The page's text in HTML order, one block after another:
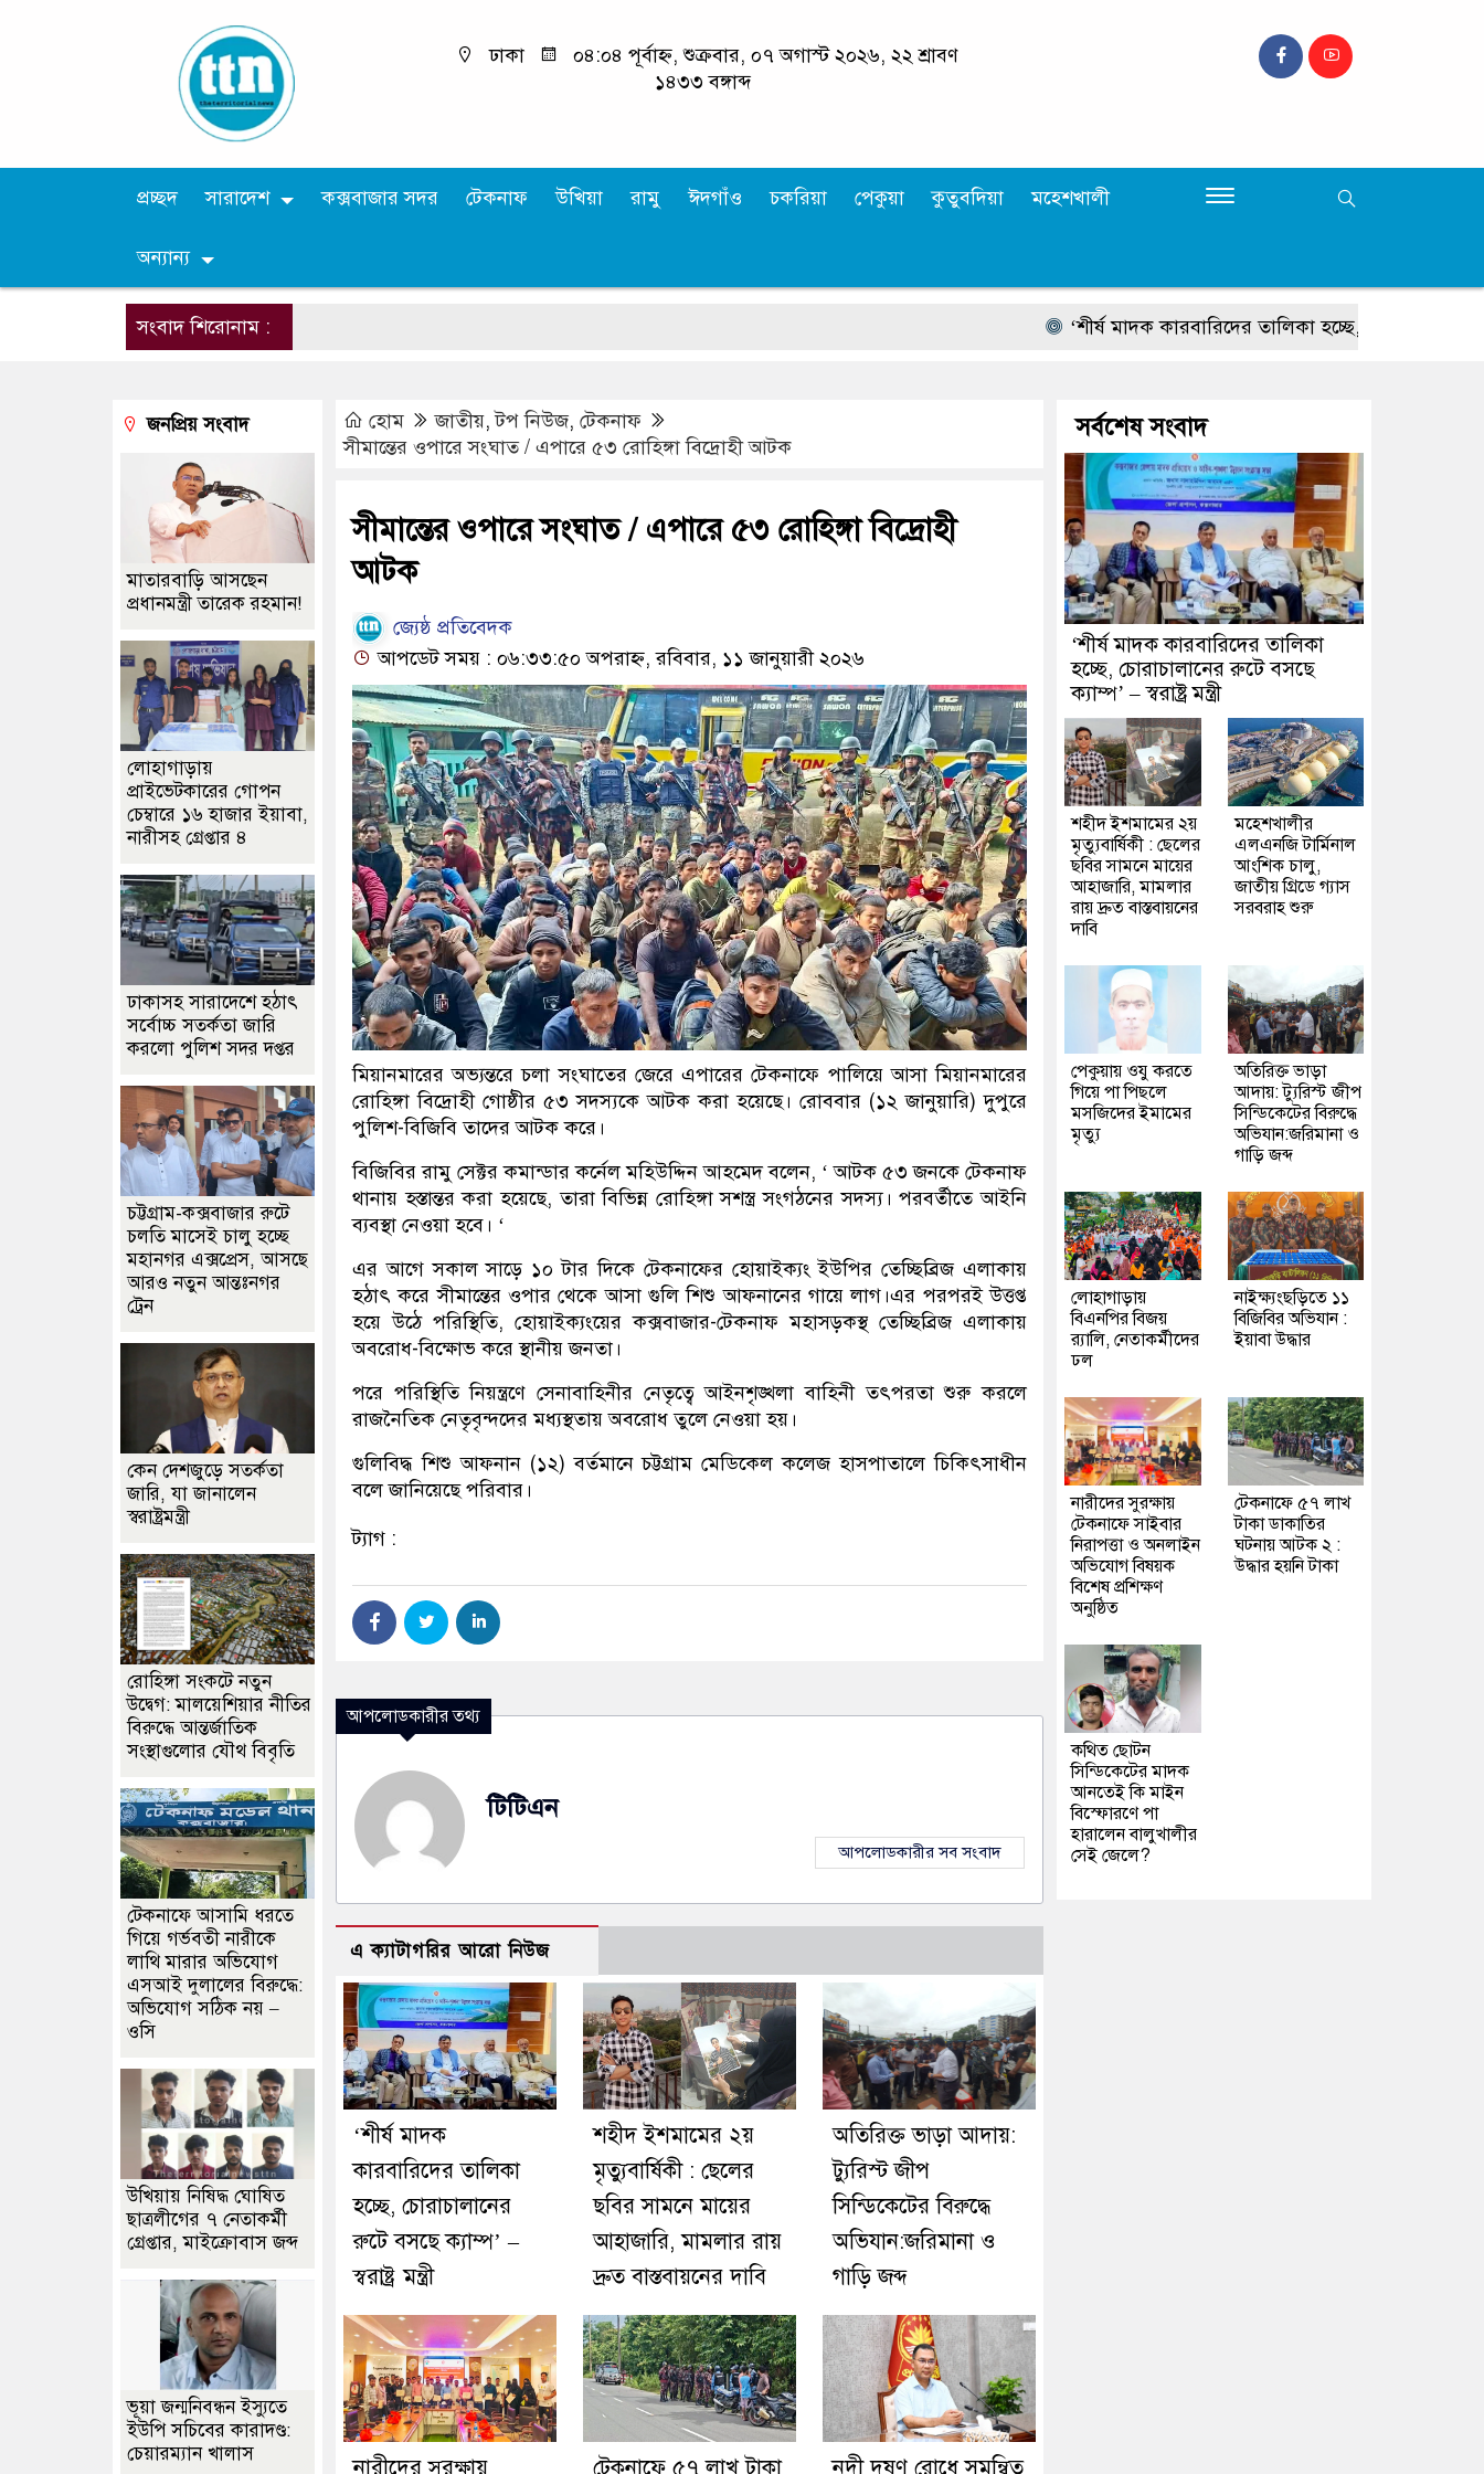
ঢাকা
০৪:০৪ পূর্বাহ্ন, শুক্রবার, ০৭ অগাস্ট ২০২৬, ২২ শ্রাবণ
১৪৩৩ বঙ্গাব্দ
প্রচ্ছদ সারাদেশ কক্সবাজার সদর টেকনাফ উখিয়া রামু ঈদগাঁও চকরিয়া পেকুয়া কুতুবদিয়া মহেশখালী
অন্যান্য
সংবাদ শিরোনাম : ‘শীর্ষ মাদক কারবারিদের তালিকা হচ্ছে, চোরাচালানের রুটে বসছে
হোম জাতীয়,টপ নিউজ, টেকনাফ
সীমান্তের ওপারে সংঘাত / এপারে ৫৩ রোহিঙ্গা বিদ্রোহী আটক
সীমান্তের ওপারে সংঘাত / এপারে ৫৩ রোহিঙ্গা বিদ্রোহী
আটক
জ্যেষ্ঠ প্রতিবেদক
আপডেট সময় : ০৬:৩৩:৫০ অপরাহ্ন, রবিবার, ১১ জানুয়ারী ২০২৬
মিয়ানমারের অভ্যন্তরে চলা সংঘাতের জেরে এপারের টেকনাফে পালিয়ে আসা মিয়ানমারের
রোহিঙ্গা বিদ্রোহী গোষ্ঠীর ৫৩ সদস্যকে আটক করা হয়েছে। রোববার (১২ জানুয়ারি) দুপুরে
পুলিশ-বিজিবি তাদের আটক করে।
বিজিবির রামু সেক্টর কমান্ডার কর্নেল মহিউদ্দিন আহমেদ বলেন, ‘ আটক ৫৩ জনকে টেকনাফ
থানায় হস্তান্তর করা হয়েছে, তারা বিভিন্ন রোহিঙ্গা সশস্ত্র সংগঠনের সদস্য। পরবর্তীতে আইনি
ব্যবস্থা নেওয়া হবে। ‘
এর আগে সকাল সাড়ে ১০ টার দিকে টেকনাফের হোয়াইক্যং ইউপির তেচ্ছিব্রিজ এলাকায়
হঠাৎ করে সীমান্তের ওপার থেকে আসা গুলি শিশু আফনানের গায়ে লাগ।এর পরপরই উত্তপ্ত
হয়ে উঠে পরিস্থিতি, হোয়াইক্যংয়ের কক্সবাজার-টেকনাফ মহাসড়কস্থ তেচ্ছিব্রিজ এলাকায়
অবরোধ-বিক্ষোভ করে স্থানীয় জনতা।
পরে পরিস্থিতি নিয়ন্ত্রণে সেনাবাহিনীর নেতৃত্বে আইনশৃঙ্খলা বাহিনী তৎপরতা শুরু করলে
রাজনৈতিক নেতৃবৃন্দদের মধ্যস্থতায় অবরোধ তুলে নেওয়া হয়।
গুলিবিদ্ধ শিশু আফনান (১২) বর্তমানে চট্টগ্রাম মেডিকেল কলেজ হাসপাতালে চিকিৎসাধীন
বলে জানিয়েছে পরিবার।
ট্যাগ :
আপলোডকারীর তথ্য
টিটিএন
আপলোডকারীর সব সংবাদ
এ ক্যাটাগরির আরো নিউজ
‘শীর্ষ মাদক
কারবারিদের তালিকা
হচ্ছে, চোরাচালানের
রুটে বসছে ক্যাম্প’ –
স্বরাষ্ট্র মন্ত্রী
শহীদ ইশমামের ২য়
মৃত্যুবার্ষিকী : ছেলের
ছবির সামনে মায়ের
আহাজারি, মামলার রায়
দ্রুত বাস্তবায়নের দাবি
অতিরিক্ত ভাড়া আদায়:
ট্যুরিস্ট জীপ
সিন্ডিকেটের বিরুদ্ধে
অভিযান:জরিমানা ও
গাড়ি জব্দ
নারীদের সুরক্ষায়
টেকনাফে ৫৭ লাখ টাকা
নদী দূষণ রোধে সমন্বিত
জনপ্রিয় সংবাদ
মাতারবাড়ি আসছেন
প্রধানমন্ত্রী তারেক রহমান!
লোহাগাড়ায়
প্রাইভেটকারের গোপন
চেম্বারে ১৬ হাজার ইয়াবা,
নারীসহ গ্রেপ্তার ৪
ঢাকাসহ সারাদেশে হঠাৎ
সর্বোচ্চ সতর্কতা জা‌রি
করলো পুলিশ সদর দপ্তর
চট্টগ্রাম-কক্সবাজার রুটে
চলতি মাসেই চালু হচ্ছে
মহানগর এক্সপ্রেস, আসছে
আরও নতুন আন্তঃনগর
ট্রেন
কেন দেশজুড়ে সতর্কতা
জারি, যা জানালেন
স্বরাষ্ট্রমন্ত্রী
রোহিঙ্গা সংকটে নতুন
উদ্বেগ: মালয়েশিয়ার নীতির
বিরুদ্ধে আন্তর্জাতিক
সংস্থাগুলোর যৌথ বিবৃতি
টেকনাফে আসামি ধরতে
গিয়ে গর্ভবতী নারীকে
লাথি মারার অভিযোগ
এসআই দুলালের বিরুদ্ধে:
অভিযোগ সঠিক নয় –
ওসি
উখিয়ায় নিষিদ্ধ ঘোষিত
ছাত্রলীগের ৭ নেতাকর্মী
গ্রেপ্তার, মাইক্রোবাস জব্দ
ভূয়া জন্মনিবন্ধন ইস্যুতে
ইউপি সচিবের কারাদণ্ড:
চেয়ারম্যান খালাস
সর্বশেষ সংবাদ
‘শীর্ষ মাদক কারবারিদের তালিকা
হচ্ছে, চোরাচালানের রুটে বসছে
ক্যাম্প’ – স্বরাষ্ট্র মন্ত্রী
শহীদ ইশমামের ২য়
মৃত্যুবার্ষিকী : ছেলের
ছবির সামনে মায়ের
আহাজারি, মামলার
রায় দ্রুত বাস্তবায়নের
দাবি
মহেশখালীর
এলএনজি টার্মিনাল
আংশিক চালু,
জাতীয় গ্রিডে গ্যাস
সরবরাহ শুরু
পেকুয়ায় ওযু করতে
গিয়ে পা পিছলে
মসজিদের ইমামের
মৃত্যু
অতিরিক্ত ভাড়া
আদায়: ট্যুরিস্ট জীপ
সিন্ডিকেটের বিরুদ্ধে
অভিযান:জরিমানা ও
গাড়ি জব্দ
লোহাগাড়ায়
বিএনপির বিজয়
র‍্যালি, নেতাকর্মীদের
ঢল
নাইক্ষ্যংছড়িতে ১১
বিজিবির অভিযান :
ইয়াবা উদ্ধার
নারীদের সুরক্ষায়
টেকনাফে সাইবার
নিরাপত্তা ও অনলাইন
অভিযোগ বিষয়ক
বিশেষ প্রশিক্ষণ
অনুষ্ঠিত
টেকনাফে ৫৭ লাখ
টাকা ডাকাতির
ঘটনায় আটক ২ :
উদ্ধার হয়নি টাকা
কথিত ছোটন
সিন্ডিকেটের মাদক
আনতেই কি মাইন
বিস্ফোরণে পা
হারালেন বালুখালীর
সেই জেলে?